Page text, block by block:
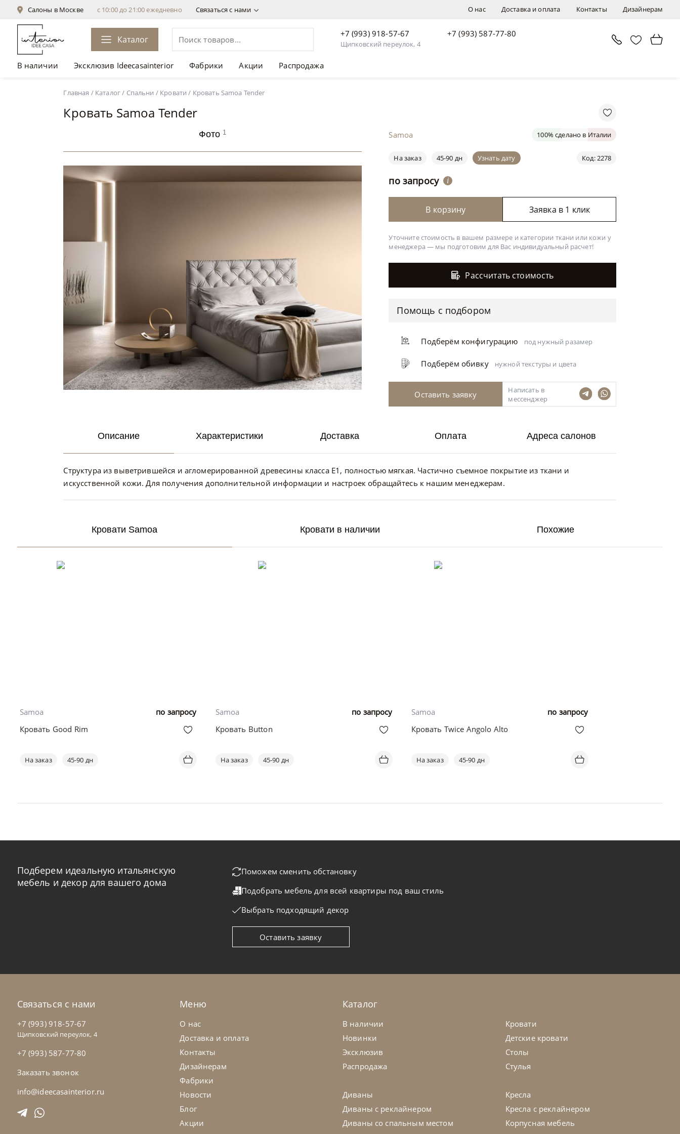
О нас Доставка и оплата Контакты Дизайнерам
Салоны в Москве с 10:00 до 21:00 ежедневно Связаться с нами
Каталог
+7 (993) 918-57-67
Щипковский переулок, 4
+7 (993) 587-77-80
В наличии Эксклюзив Ideecasainterior Фабрики Акции Распродажа
Главная / Каталог/ Спальни / Кровати / Кровать Samoa Tender
Кровать Samoa Tender
Фото 1 Samoa 100% сделано в Италии
Код: 2278
На заказ 45-90 дн Узнать дату
по запросу i
В корзину Заявка в 1 клик
Уточните стоимость в вашем размере и категории ткани или кожи у
менеджера — мы подготовим для Вас индивидуальный расчет!
Рассчитать стоимость
Помощь с подбором
Подберём конфигурацию под нужный разамер
Подберём обивку нужной текстуры и цвета
Оставить заявку
Написать в
мессенджер
Описание
Структура из выветрившейся и агломерированной древесины класса E1, полностью мягкая. Частично съемное покрытие из ткани и
искусственной кожи. Для получения дополнительной информации и настроек обращайтесь к нашим менеджерам.
Характеристики Доставка Оплата Адреса салонов
Кровати Samoa
по запросу
Samoa
Кровать Good Rim
На заказ 45-90 дн
по запросу
Samoa
Кровать Button
На заказ 45-90 дн
по запросу
Samoa
Кровать Twice Angolo Alto
На заказ 45-90 дн
Кровати в наличии Похожие
Подберем идеальную итальянскую
мебель и декор для вашего дома
Поможем сменить обстановку
Подобрать мебель для всей квартиры под ваш стиль
Выбрать подходящий декор
Оставить заявку
Связаться с нами
+7 (993) 918-57-67
Щипковский переулок, 4
+7 (993) 587-77-80
Заказать звонок
info@ideecasainterior.ru
Меню
О нас
Доставка и оплата
Контакты
Дизайнерам
Фабрики
Новости
Блог
Акции
Каталог
В наличии
Новинки
Эксклюзив
Распродажа
Диваны
Диваны с реклайнером
Диваны со спальным местом
Кровати
Детские кровати
Столы
Стулья
Кресла
Кресла с реклайнером
Корпусная мебель